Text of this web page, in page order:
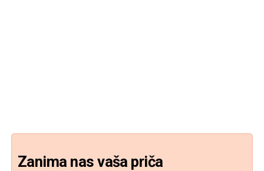
Zanima nas vaša priča